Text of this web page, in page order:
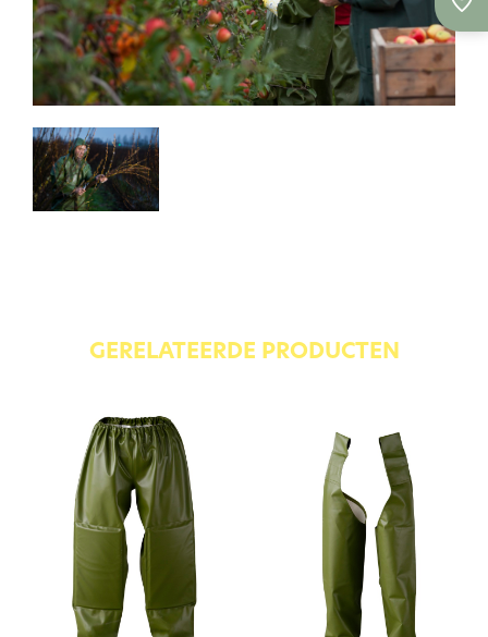
GERELATEERDE PRODUCTEN